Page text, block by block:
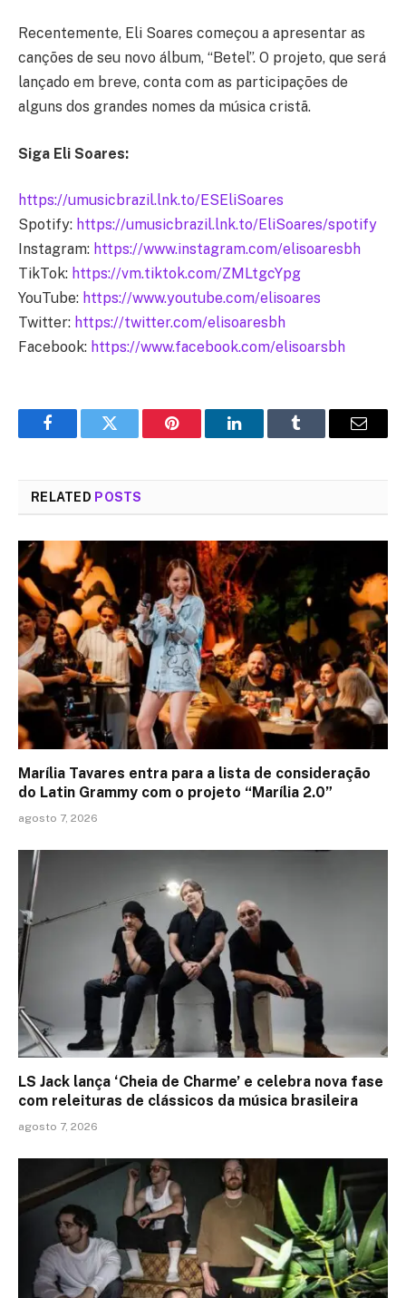
Recentemente, Eli Soares começou a apresentar as
canções de seu novo álbum, “Betel”. O projeto, que será
lançado em breve, conta com as participações de
alguns dos grandes nomes da música cristã.
Siga Eli Soares:
https://umusicbrazil.lnk.to/ESEliSoares
Spotify: https://umusicbrazil.lnk.to/EliSoares/spotify
Instagram: https://www.instagram.com/elisoaresbh
TikTok: https://vm.tiktok.com/ZMLtgcYpg
YouTube: https://www.youtube.com/elisoares
Twitter: https://twitter.com/elisoaresbh
Facebook: https://www.facebook.com/elisoarsbh
FacebookTwitter Pinterest LinkedInTumblr Email
RELATED POSTS
Marília Tavares entra para a lista de consideração
do Latin Grammy com o projeto “Marília 2.0”
agosto 7, 2026
LS Jack lança ‘Cheia de Charme’ e celebra nova fase
com releituras de clássicos da música brasileira
agosto 7, 2026